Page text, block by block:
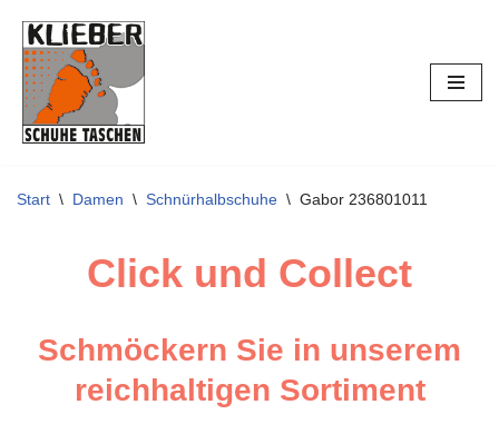
Zum
Inhalt
springen
Start \ Damen \ Schnürhalbschuhe \ Gabor 236801011
Click und Collect
Schmöckern Sie in unserem
reichhaltigen Sortiment